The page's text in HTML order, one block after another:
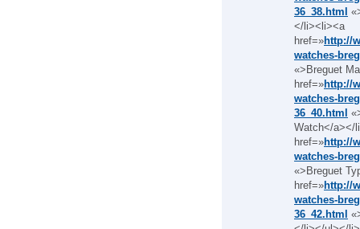
36_38.html
</li><li><a
href=»http://
watches-
«>Breguet
href=»http://
watches-
36_40.html
Watch</a></
href=»http://
watches-
«>Breguet
href=»http://
watches-
36_42.html